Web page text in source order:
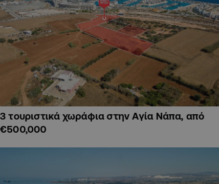
3 τουριστικά χωράφια στην Αγία Νάπα, από
€500,000